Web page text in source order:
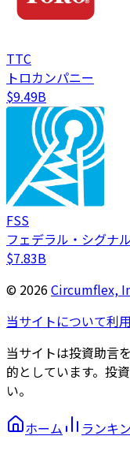
TTC
トロカンパニー
$9.49B
FSS
フェデラル・シグナ
$7.83B
© 2026Circumflex,
当サイトについて利
当サイトは投資助言
的としています。投
い。
ホーム
ランキ